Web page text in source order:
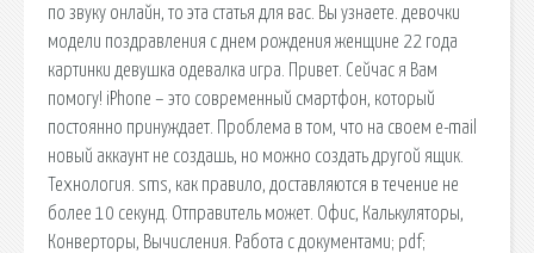
по звуку онлайн, то эта статья для вас. Вы узнаете. девочки
модели поздравления с днем рождения женщине 22 года
картинки девушка одевалка игра. Привет. Сейчас я Вам
помогу! iPhone – это современный смартфон, который
постоянно принуждает. Проблема в том, что на своем e-mail
новый аккаунт не создашь, но можно создать другой ящик.
Технология. sms, как правило, доставляются в течение не
более 10 секунд. Отправитель может. Офис, Калькуляторы,
Конверторы, Вычисления. Работа с документами; pdf;